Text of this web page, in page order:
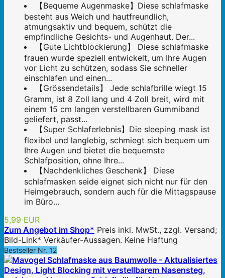
【Bequeme Augenmaske】Diese schlafmaske
besteht aus Weich und hautfreundlich,
atmungsaktiv und bequem, schützt die
empfindliche Gesichts- und Augenhaut. Der...
【Gute Lichtblockierung】 Diese schlafmaske
frauen wurde speziell entwickelt, um Ihre Augen
vor Licht zu schützen, sodass Sie schneller
einschlafen und einen...
【Grössendetails】 Jede schlafbrille wiegt 15
Gramm, ist 8 Zoll lang und 4 Zoll breit, wird mit
einem 15 cm langen verstellbaren Gummiband
geliefert, passt...
【Super Schlaferlebnis】Die sleeping mask ist
flexibel und langlebig, schmiegt sich bequem um
Ihre Augen und bietet die bequemste
Schlafposition, ohne Ihre...
【Nachdenkliches Geschenk】 Diese
schlafmasken seide eignet sich nicht nur für den
Heimgebrauch, sondern auch für die Mittagspause
im Büro...
5,99 EUR
Zum Angebot im Shop* Preis inkl. MwSt., zzgl. Versand;
Bild-Link* Verkäufer-Aussagen. Keine Haftung
Bestseller Nr. 12